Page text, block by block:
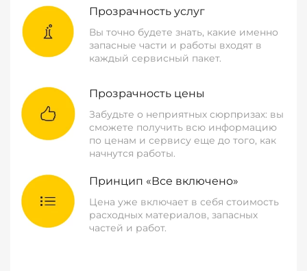
Прозрачность услуг
Вы точно будете знать, какие именно
запасные части и работы входят в
каждый сервисный пакет.
Прозрачность цены
Забудьте о неприятных сюрпризах: вы
сможете получить всю информацию
по ценам и сервису еще до того, как
начнутся работы.
Принцип «Все включено»
Цена уже включает в себя стоимость
расходных материалов, запасных
частей и работ.